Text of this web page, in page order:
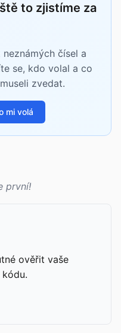
to zjistíme za
čísel a
se, kdo volal a co
zvedat.
mi volá
první!
ověřit vaše